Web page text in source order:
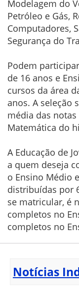
Modelagem do
Petróleo e Gás,
Computadores,
Segurança do
Podem
de 16 anos e
cursos da área
anos. A seleção
média das
Matemática do
A Educação de
a quem deseja
o Ensino Médio
distribuídas por
se matricular, é
completos no
completos no
Notícias